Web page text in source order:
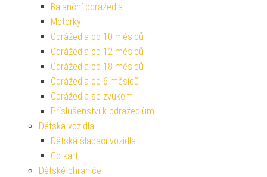
Balanční odrážedla
Motorky
Odrážedla od 10 měsíců
Odrážedla od 12 měsíců
Odrážedla od 18 měsíců
Odrážedla od 6 měsíců
Odrážedla se zvukem
Příslušenství k odrážedlům
Dětská vozidla
Dětská šlapací vozidla
Go kart
Dětské chrániče